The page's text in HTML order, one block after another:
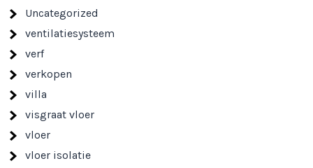
Uncategorized
ventilatiesysteem
verf
verkopen
villa
visgraat vloer
vloer
vloer isolatie